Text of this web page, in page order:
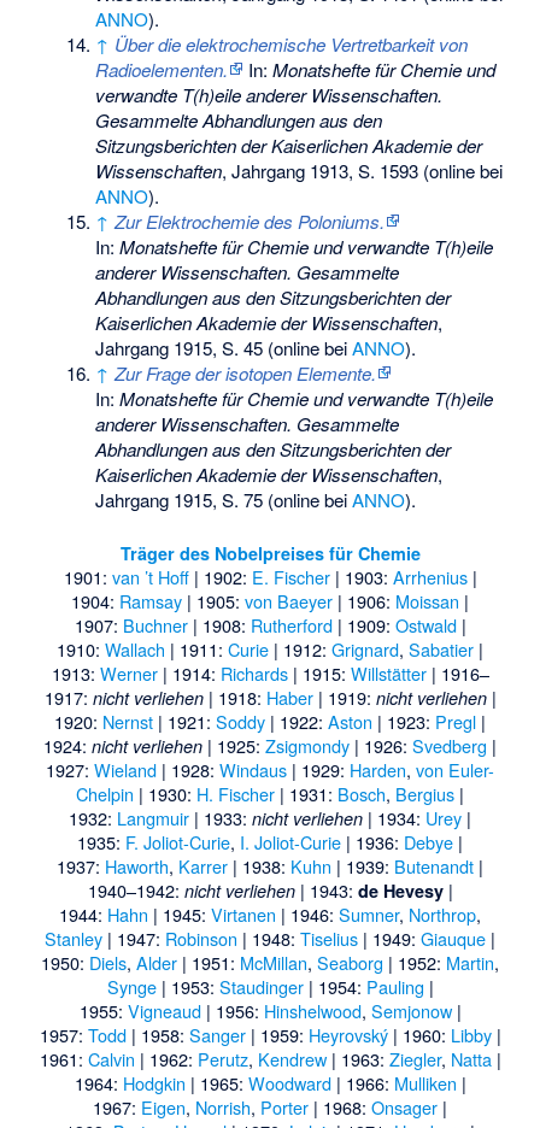
ANNO).
↑ Über die elektrochemische Vertretbarkeit von
Radioelementen.
In:Monatshefte für Chemie und
verwandte T(h)eile anderer Wissenschaften.
Gesammelte Abhandlungen aus den
Sitzungsberichten der Kaiserlichen Akademie der
Wissenschaften, Jahrgang 1913, S. 1593 (online bei
ANNO).
↑ Zur Elektrochemie des Poloniums.
In:Monatshefte für Chemie und verwandte T(h)eile
anderer Wissenschaften. Gesammelte
Abhandlungen aus den Sitzungsberichten der
Kaiserlichen Akademie der Wissenschaften,
Jahrgang 1915, S. 45 (online beiANNO).
↑ Zur Frage der isotopen Elemente.
In:Monatshefte für Chemie und verwandte T(h)eile
anderer Wissenschaften. Gesammelte
Abhandlungen aus den Sitzungsberichten der
Kaiserlichen Akademie der Wissenschaften,
Jahrgang 1915, S. 75 (online beiANNO).
Träger des Nobelpreises für Chemie
1901: van ’t Hoff| 1902: E. Fischer| 1903: Arrhenius|
1904: Ramsay | 1905: von Baeyer | 1906: Moissan |
1907: Buchner| 1908: Rutherford| 1909: Ostwald|
1910: Wallach | 1911: Curie | 1912: Grignard, Sabatier |
1913: Werner| 1914: Richards| 1915: Willstätter| 1916–
1917: nicht verliehen| 1918: Haber| 1919: nicht verliehen|
1920: Nernst | 1921: Soddy | 1922: Aston | 1923: Pregl |
1924: nicht verliehen | 1925: Zsigmondy | 1926: Svedberg |
1927: Wieland | 1928: Windaus | 1929: Harden, von Euler-
Chelpin | 1930: H. Fischer | 1931: Bosch, Bergius |
1932: Langmuir | 1933: nicht verliehen | 1934: Urey |
1935: F. Joliot-Curie, I. Joliot-Curie | 1936: Debye |
1937: Haworth, Karrer | 1938: Kuhn | 1939: Butenandt |
1940–1942: nicht verliehen| 1943: de Hevesy|
1944: Hahn | 1945: Virtanen | 1946: Sumner, Northrop,
Stanley | 1947: Robinson | 1948: Tiselius | 1949: Giauque |
1950: Diels, Alder | 1951: McMillan, Seaborg | 1952: Martin,
Synge| 1953: Staudinger| 1954: Pauling |
1955: Vigneaud| 1956: Hinshelwood, Semjonow|
1957: Todd| 1958: Sanger| 1959: Heyrovský| 1960: Libby|
1961: Calvin | 1962: Perutz, Kendrew| 1963: Ziegler, Natta|
1964: Hodgkin | 1965: Woodward| 1966: Mulliken |
1967: Eigen, Norrish, Porter | 1968: Onsager |